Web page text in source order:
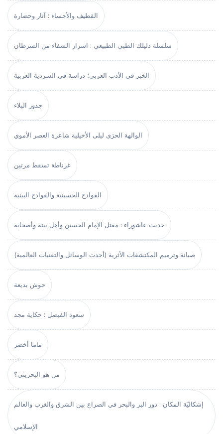
القطيف والأحساء : آثار وحضارة
سلسلة دليلك الطبي الطبيعي : اسرار الشفاء من السرطان
الخبر في الأدب العربي؛ دراسة في السردية العربية
جذور البلاء
الوالهة الحرَى ليلى الأخيلية شاعرة العصر الأموي
غرناطة تسقط مرتين
الفوادح الحسينية والقوادح البينية
حديث عاشوراء : مقتل الإمام الحسين وأهل بيته وأصحابه
صيانة وترميم المكتشفات الأثرية (أحدث الوسائل والتقنيات العالمية)
حوش بديعة
سعود الفيصل : حكاية مجد
ماما أخضر
من هو البحريني؟
إشكاليّة المكان : دور البر والبحر في الصراع بين الشرق والغرب والعالم
الإسلامي